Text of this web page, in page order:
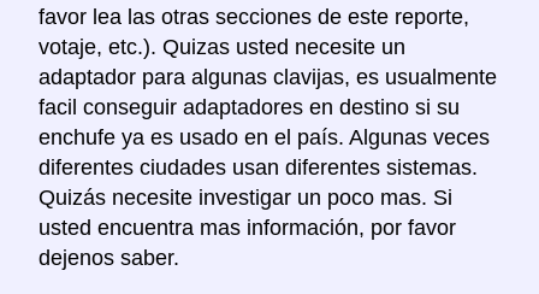
favor lea las otras secciones de este reporte,
votaje, etc.). Quizas usted necesite un
adaptador para algunas clavijas, es usualmente
facil conseguir adaptadores en destino si su
enchufe ya es usado en el país. Algunas veces
diferentes ciudades usan diferentes sistemas.
Quizás necesite investigar un poco mas. Si
usted encuentra mas información, por favor
dejenos saber.